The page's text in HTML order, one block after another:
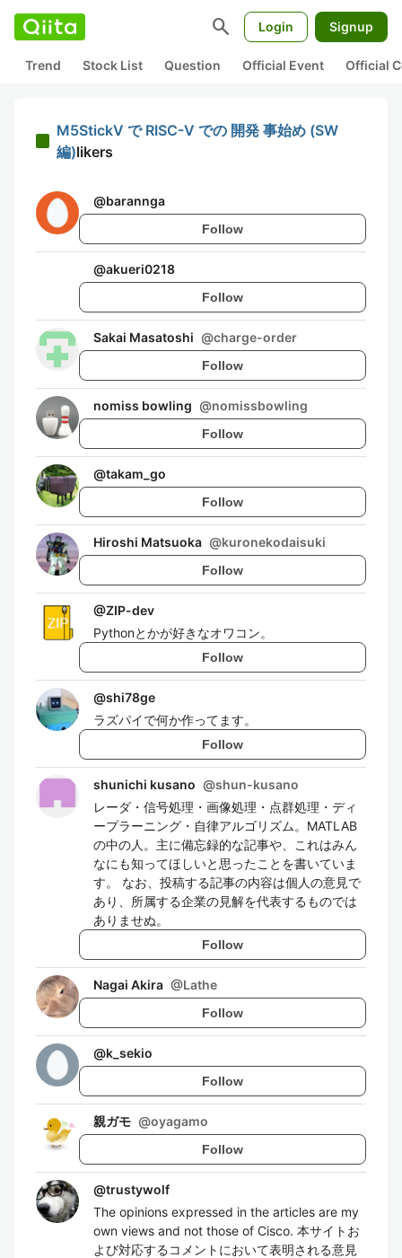
search Login Signup
Trend Stock List Question Official Event Official
M5StickV で RISC-V での 開発 事始め (SW
編)likers
@barannga
Follow
@akueri0218
Follow
Sakai Masatoshi @charge-order
Follow
nomiss bowling @nomissbowling
Follow
@takam_go
Follow
Hiroshi Matsuoka @kuronekodaisuki
Follow
@ZIP-dev
Pythonとかが好きなオワコン。
Follow
@shi78ge
ラズパイで何か作ってます。
Follow
shunichi kusano @shun-kusano
レーダ・信号処理・画像処理・点群処理・ディ
ープラーニング・自律アルゴリズム。MATLAB
の中の人。主に備忘録的な記事や、これはみん
なにも知ってほしいと思ったことを書いていま
す。 なお、投稿する記事の内容は個人の意見で
あり、所属する企業の見解を代表するものでは
ありませぬ。
Follow
Nagai Akira @Lathe
Follow
@k_sekio
Follow
親ガモ @oyagamo
Follow
@trustywolf
The opinions expressed in the articles are my
own views and not those of Cisco. 本サイトお
よび対応するコメントにおいて表明される意見